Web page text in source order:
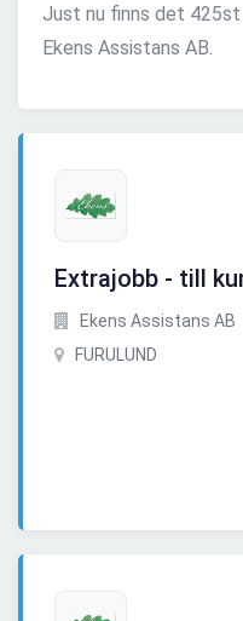
Just nu finns det
Ekens Assistans AB.
Extrajobb - till
Ekens Assistans AB
FURULUND